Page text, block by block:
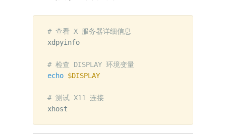
# 查看 X 服务器详细信息
xdpyinfo
# 检查 DISPLAY 环境变量
echo $DISPLAY
# 测试 X11 连接